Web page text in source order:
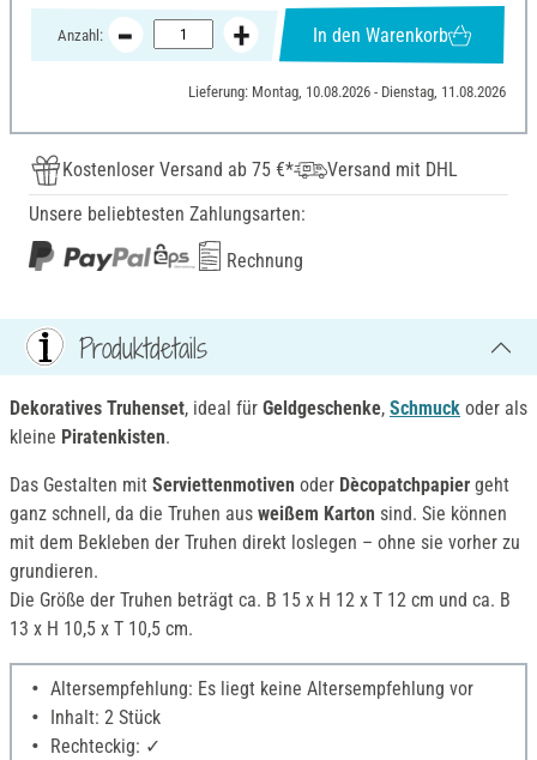
Anzahl: In den Warenkorb
Lieferung: Montag, 10.08.2026 - Dienstag, 11.08.2026
Kostenloser Versand ab 75 €*
Versand mit DHL
Unsere beliebtesten Zahlungsarten:
Rechnung
Produktdetails
Dekoratives Truhenset, ideal für Geldgeschenke, Schmuck oder als
kleine Piratenkisten.
Das Gestalten mit Serviettenmotiven oder Dècopatchpapier geht
ganz schnell, da die Truhen aus weißem Karton sind. Sie können
mit dem Bekleben der Truhen direkt loslegen – ohne sie vorher zu
grundieren.
Die Größe der Truhen beträgt ca. B 15 x H 12 x T 12 cm und ca. B
13 x H 10,5 x T 10,5 cm.
Altersempfehlung: Es liegt keine Altersempfehlung vor
Inhalt: 2 Stück
Rechteckig: ✓